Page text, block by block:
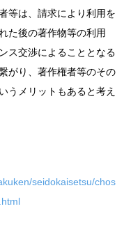
等は、請求により利用を
た後の著作物等の利用
ス交渉によることとなる
がり、著作権者等のその
うメリットもあると考え
seidokaisetsu/chos